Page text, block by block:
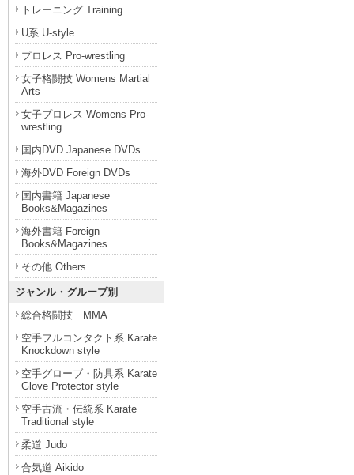
トレーニング Training
U系 U-style
プロレス Pro-wrestling
女子格闘技 Womens Martial
Arts
女子プロレス Womens Pro-
wrestling
国内DVD Japanese DVDs
海外DVD Foreign DVDs
国内書籍 Japanese
Books&Magazines
海外書籍 Foreign
Books&Magazines
その他 Others
ジャンル・グループ別
総合格闘技 MMA
空手フルコンタクト系 Karate
Knockdown style
空手グローブ・防具系 Karate
Glove Protector style
空手古流・伝統系 Karate
Traditional style
柔道 Judo
合気道 Aikido